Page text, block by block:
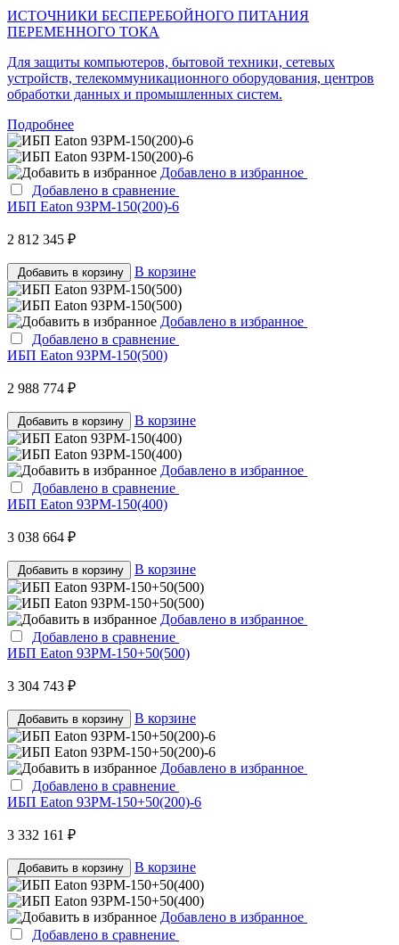
ИСТОЧНИКИ БЕСПЕРЕБОЙНОГО ПИТАНИЯ
ПЕРЕМЕННОГО ТОКА
Для защиты компьютеров, бытовой техники, сетевых
устройств, телекоммуникационного оборудования, центров
обработки данных и промышленных систем.
Подробнее
Добавлено в избранное
Добавлено в сравнение
ИБП Eaton 93PM-150(200)-6
2 812 345 ₽
Добавить в корзину В корзине
Добавлено в избранное
Добавлено в сравнение
ИБП Eaton 93PM-150(500)
2 988 774 ₽
Добавить в корзину В корзине
Добавлено в избранное
Добавлено в сравнение
ИБП Eaton 93PM-150(400)
3 038 664 ₽
Добавить в корзину В корзине
Добавлено в избранное
Добавлено в сравнение
ИБП Eaton 93PM-150+50(500)
3 304 743 ₽
Добавить в корзину В корзине
Добавлено в избранное
Добавлено в сравнение
ИБП Eaton 93PM-150+50(200)-6
3 332 161 ₽
Добавить в корзину В корзине
Добавлено в избранное
Добавлено в сравнение